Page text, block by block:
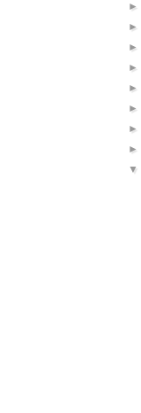
►
►
►
►
►
►
►
►
▼